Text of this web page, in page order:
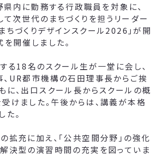
県内に勤務する行政職員を対象に、
て次世代のまちづくりを担うリーダー
ちづくりデザインスクール2026」が開
を開催しました。
る18名のスクール生が一堂に会し、
UR都市機構の石田理事長からご挨
に、出口スクール長からスクールの概
けました。午後からは、講義が本格
た。
拡充に加え、「公共空間分野」の強化
決型の演習時間の充実を図っていま